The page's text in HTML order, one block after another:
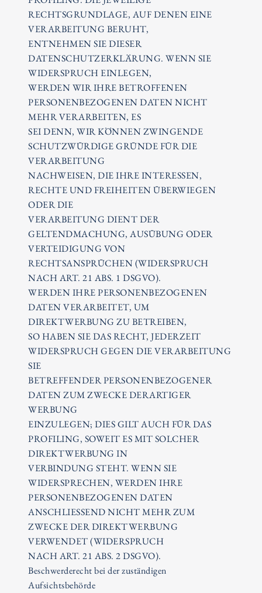
RECHTSGRUNDLAGE, AUF DENEN EINE
VERARBEITUNG BERUHT,
ENTNEHMEN SIE DIESER
DATENSCHUTZERKLÄRUNG. WENN SIE
WIDERSPRUCH EINLEGEN,
WERDEN WIR IHRE BETROFFENEN
PERSONENBEZOGENEN DATEN NICHT
MEHR VERARBEITEN, ES
SEI DENN, WIR KÖNNEN ZWINGENDE
SCHUTZWÜRDIGE GRÜNDE FÜR DIE
VERARBEITUNG
NACHWEISEN, DIE IHRE INTERESSEN,
RECHTE UND FREIHEITEN ÜBERWIEGEN
ODER DIE
VERARBEITUNG DIENT DER
GELTENDMACHUNG, AUSÜBUNG ODER
VERTEIDIGUNG VON
RECHTSANSPRÜCHEN (WIDERSPRUCH
NACH ART. 21 ABS. 1 DSGVO).
WERDEN IHRE PERSONENBEZOGENEN
DATEN VERARBEITET, UM
DIREKTWERBUNG ZU BETREIBEN,
SO HABEN SIE DAS RECHT, JEDERZEIT
WIDERSPRUCH GEGEN DIE VERARBEITUNG
SIE
BETREFFENDER PERSONENBEZOGENER
DATEN ZUM ZWECKE DERARTIGER
WERBUNG
EINZULEGEN; DIES GILT AUCH FÜR DAS
PROFILING, SOWEIT ES MIT SOLCHER
DIREKTWERBUNG IN
VERBINDUNG STEHT. WENN SIE
WIDERSPRECHEN, WERDEN IHRE
PERSONENBEZOGENEN DATEN
ANSCHLIESSEND NICHT MEHR ZUM
ZWECKE DER DIREKTWERBUNG
VERWENDET (WIDERSPRUCH
NACH ART. 21 ABS. 2 DSGVO).
Beschwerderecht bei der zuständigen
Aufsichtsbehörde